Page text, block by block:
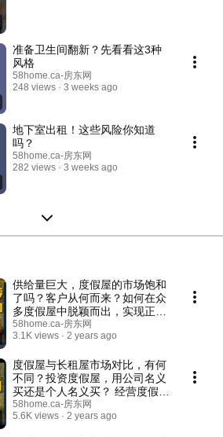
准备卫生间翻新？先看看这3种
风格
58home.ca-房东网
248 views
3 weeks ago
地下室出租！这些风险你知道
吗？
58home.ca-房东网
282 views
3 weeks ago
供给量巨大，度假屋的市场饱和
了吗？客户从何而来？如何在众
多度假屋中脱颖而出，实现正现
金流？ 度假屋有哪些费用可以在
报税中用于开支抵扣？（圆桌谈
58home.ca-房东网
3.1K views
2 years ago
度假屋与长租屋市场对比，有何
不同？投资度假屋，用公司名义
买还是个人名义买？ 经营度假区
有哪些坑？度假屋还可能有现金
流吗？（圆桌谈之 “度假屋之都
58home.ca-房东网
5.6K views
2 years ago